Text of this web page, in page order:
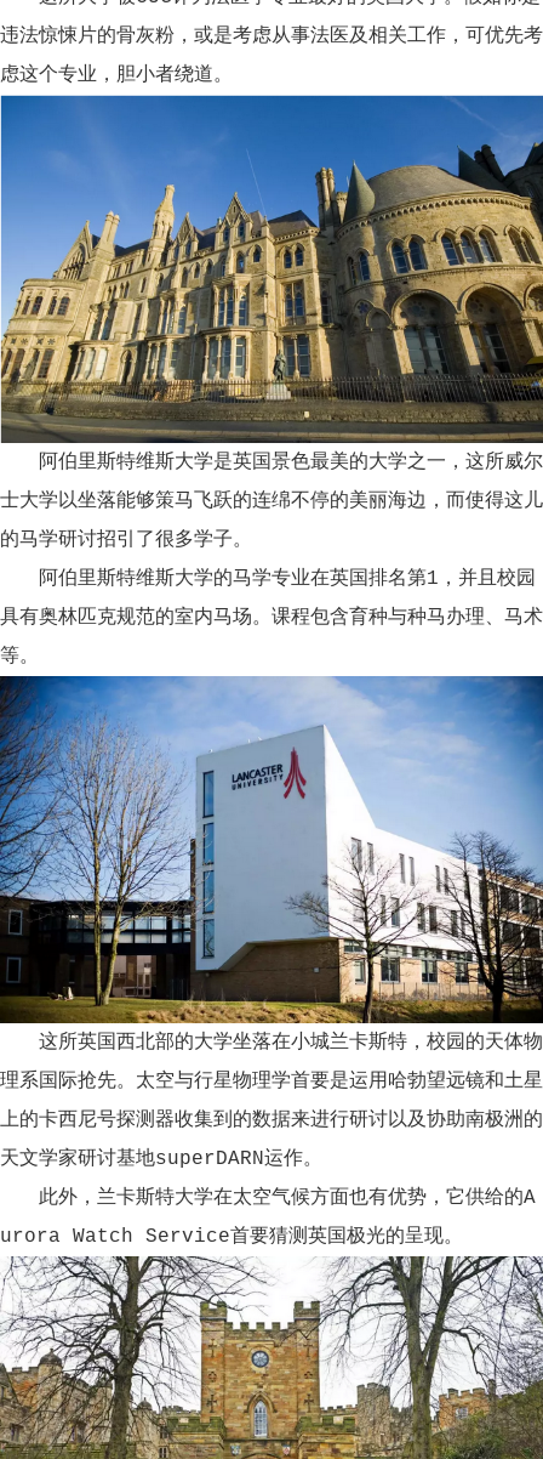
违法惊悚片的骨灰粉，或是考虑从事法医及相关工作，可优先考
虑这个专业，胆小者绕道。
阿伯里斯特维斯大学是英国景色最美的大学之一，这所威尔
士大学以坐落能够策马飞跃的连绵不停的美丽海边，而使得这儿
的马学研讨招引了很多学子。
阿伯里斯特维斯大学的马学专业在英国排名第1，并且校园
具有奥林匹克规范的室内马场。课程包含育种与种马办理、马术
等。
这所英国西北部的大学坐落在小城兰卡斯特，校园的天体物
理系国际抢先。太空与行星物理学首要是运用哈勃望远镜和土星
上的卡西尼号探测器收集到的数据来进行研讨以及协助南极洲的
天文学家研讨基地superDARN运作。
此外，兰卡斯特大学在太空气候方面也有优势，它供给的A
urora Watch Service首要猜测英国极光的呈现。